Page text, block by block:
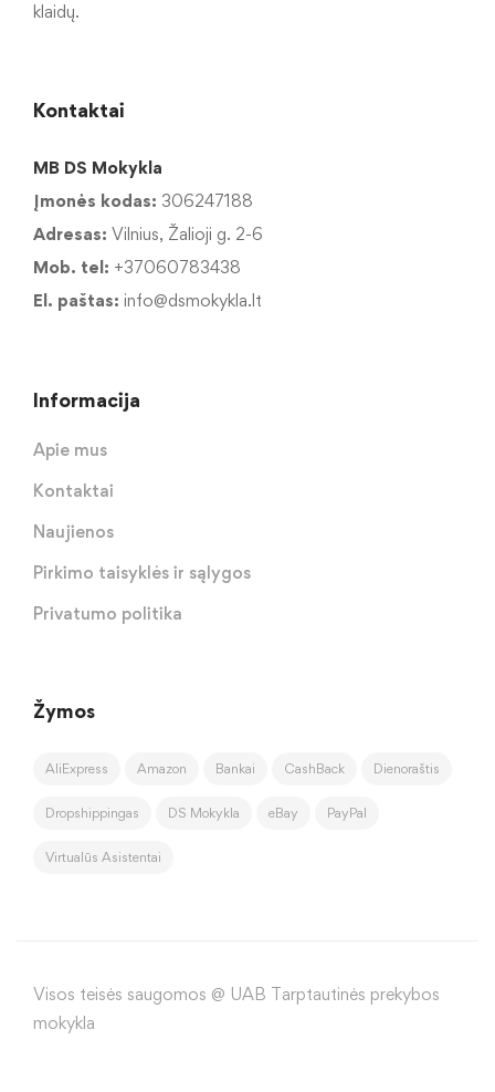
klaidų.
Kontaktai
MB DS Mokykla
Įmonės kodas: 306247188
Adresas: Vilnius, Žalioji g. 2-6
Mob. tel: +37060783438
El. paštas: info@dsmokykla.lt
Informacija
Apie mus
Kontaktai
Naujienos
Pirkimo taisyklės ir sąlygos
Privatumo politika
Žymos
AliExpress Amazon Bankai CashBack Dienoraštis
Dropshippingas DS Mokykla eBay PayPal
Virtualūs Asistentai
Visos teisės saugomos @ UAB Tarptautinės prekybos
mokykla